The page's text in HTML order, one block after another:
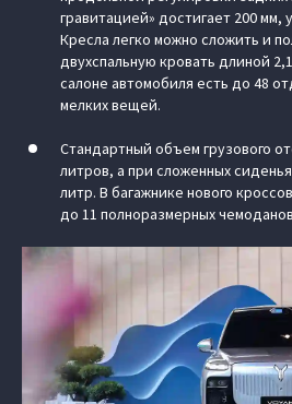
гравитацией» достигает 200 мм,
Кресла легко можно сложить и
двухспальную кровать длиной
салоне автомобиля есть до 48
мелких вещей.
Стандартный объем грузового
литров, а при сложенных
литр. В багажнике нового
до 11 полноразмерных